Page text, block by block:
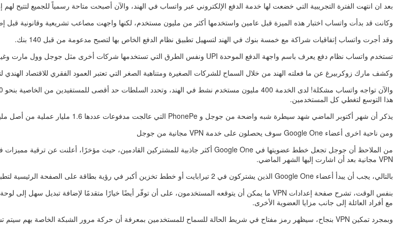
بعد ان انتهت الفترة التجريبية التي خضعت لها خدمة الدفع الإلكتروني عبر واتساب في الهند، والآن أصبحت متاحة رسمياً للجميع لتتيح
وكانت قد بدأت واتساب اختبار هذه الميزة قبل عامين واستخدمها أكثر من مليون مستخدم، لكنها واجهت مصاعب تشريعية وقانونية قبل
وقد أجرت واتساب إتفاقيات شراكة مع خمسة بنوك في الهند لتسهيل تطبيق نظام الدفع الخاص بها لتصبح مدعومة من قبل 140 بنك.
تستخدم واتساب نظام دفع يعرف باسم واجهة الدفع الموحدة UPI ونفس الطرق التي تستخدمها شركات أخرى مثل جوجل وول مارت وغيرها في الهند.
وكشف مارك زوكربيرغ عن ما فعلته الهند من خلال السماح للشركات الصغيرة ومتناهية الصغر التي تعتبر العمود الفقري للاقتصاد الهندي
هذا التوسع لتغطي كل المستخدمين.
يذكر أن شهر أكتوبر الماضي شهد سيطرة شبه واضحة من جوجل و PhonePe التي عالجت مدفوعات عددها 1.6 مليار عملية من أصل ملياري عملية.
ومن ناحية اخرى أعضاء Google One سوف يحصلون على خدمة VPN مجانية من جوجل
VPN مجانية بعد أن اشارت إليها الشهر الماضي.
بالتالي، يجب أن يبدأ أعضاء Google One الذين يشتركون في 2 تيرابايت أو خطط تخزين أكبر في رؤية بطاقة على الصفحة الرئيسية لتطبيق الخدمة على أندرويد، على أن يتم مطالبتهم بتمكين VPN.
مع أفراد العائلة إلى جانب مزايا العضوية الأخرى.
وبمجرد تمكين VPN بنجاح، سيظهر رمز مفتاح في شريط الحالة للسماح للمستخدمين بمعرفة أن حركة مرور الشبكة الخاصة بهم سيتم تشفيرها وإخفاء عنوان IP الخاص بهم عن أعين المتطفلين والمتتبعين.